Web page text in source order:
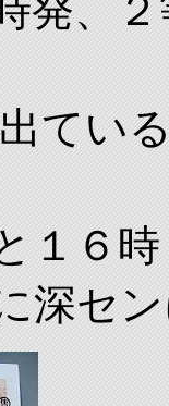
発、
てい
１６
深セ